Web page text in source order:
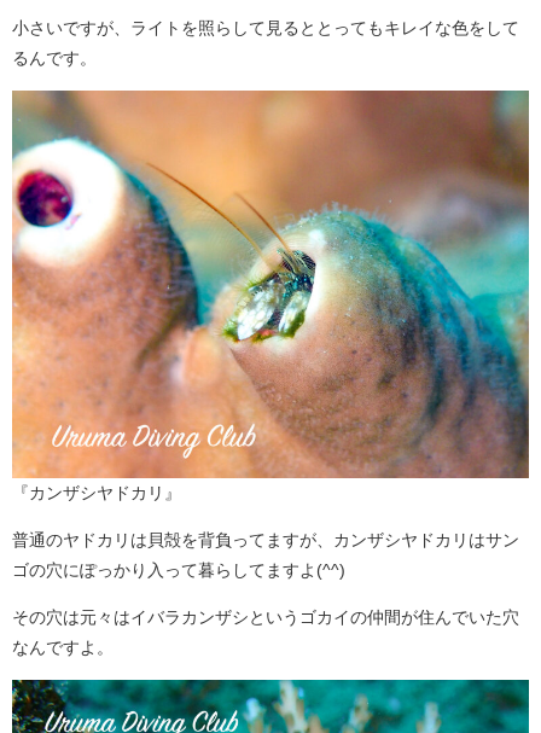
小さいですが、ライトを照らして見るととってもキレイな色をして
るんです。
『カンザシヤドカリ』
普通のヤドカリは貝殻を背負ってますが、カンザシヤドカリはサン
ゴの穴にぽっかり入って暮らしてますよ(^^)
その穴は元々はイバラカンザシというゴカイの仲間が住んでいた穴
なんですよ。